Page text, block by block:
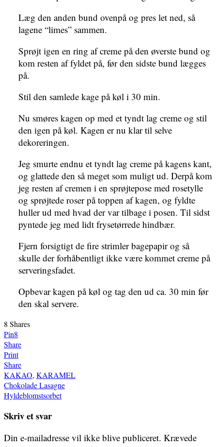
Læg den anden bund ovenpå og pres let ned, så
lagene “limes” sammen.
Sprøjt igen en ring af creme på den øverste bund og
kom resten af fyldet på, før den sidste bund lægges
på.
Stil den samlede kage på køl i 30 min.
Nu smøres kagen op med et tyndt lag creme og stil
den igen på køl. Kagen er nu klar til selve
dekoreringen.
Jeg smurte endnu et tyndt lag creme på kagens kant,
og glattede den så meget som muligt ud. Derpå kom
jeg resten af cremen i en sprøjtepose med rosetylle
og sprøjtede roser på toppen af kagen, og fyldte
huller ud med hvad der var tilbage i posen. Til sidst
pyntede jeg med lidt frysetørrede hindbær.
Fjern forsigtigt de fire strimler bagepapir og så
skulle der forhåbentligt ikke være kommet creme på
serveringsfadet.
Opbevar kagen på køl og tag den ud ca. 30 min før
den skal servere.
8 Shares
Pin8
Share
Print
Share
KAKAO, KARAMEL
Indlægsnavigation
Chokolade Lasagne
Hyldeblomstsorbet
Skriv et svar
Din e-mailadresse vil ikke blive publiceret. Krævede